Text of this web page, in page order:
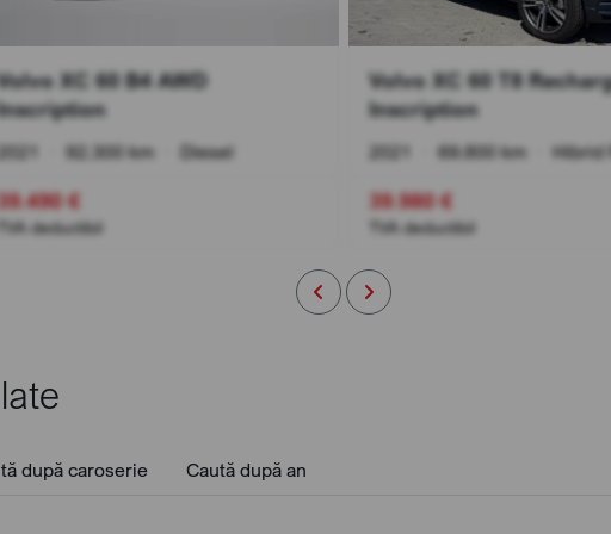
XC 60 B4 AWD
2021 92.300 km Diesel
39.490 €
TVA deductibil
Volvo XC 60 T8
Inscription
2021 69.800 km Hibrid
39.980 €
TVA deductibil
după caroserie Caută după an